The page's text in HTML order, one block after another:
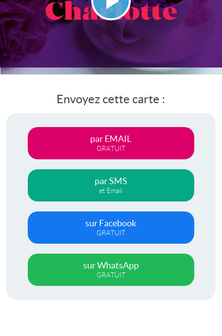
Lire
la
vidéo
Envoyez cette carte :
par EMAIL
GRATUIT
par SMS
et Email
sur Facebook
GRATUIT
sur WhatsApp
GRATUIT